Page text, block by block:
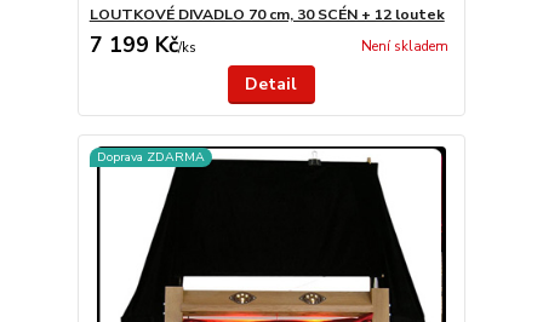
LOUTKOVÉ DIVADLO 70 cm, 30 SCÉN + 12 loutek
7 199 Kč/ks Není skladem
Detail
Doprava ZDARMA